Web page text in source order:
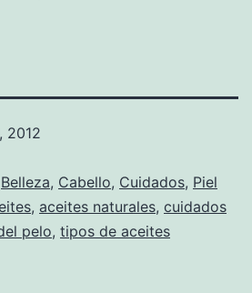
2012
Belleza, Cabello, Cuidados, Piel
, aceites naturales, cuidados
pelo, tipos de aceites